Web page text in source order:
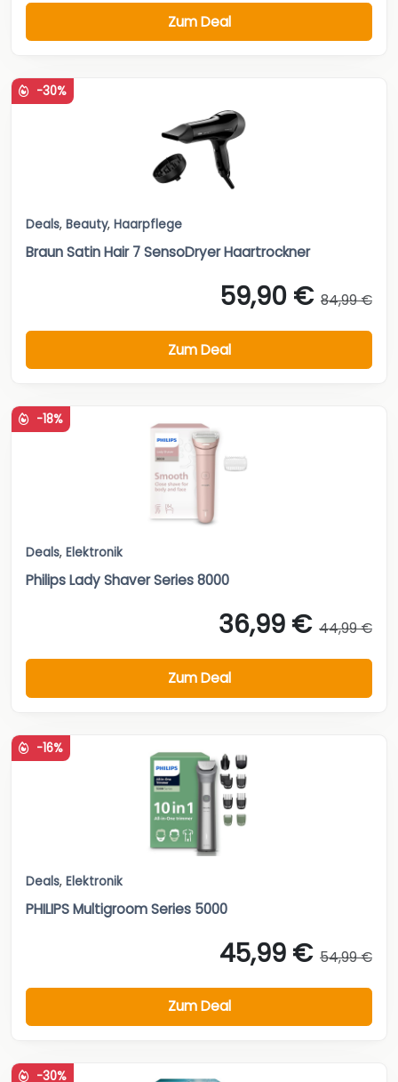
Zum Deal
-30%
Deals, Beauty, Haarpflege
Braun Satin Hair 7 SensoDryer Haartrockner
59,90 € 84,99 €
Zum Deal
-18%
Deals, Elektronik
Philips Lady Shaver Series 8000
36,99 € 44,99 €
Zum Deal
-16%
Deals, Elektronik
PHILIPS Multigroom Series 5000
45,99 € 54,99 €
Zum Deal
-30%